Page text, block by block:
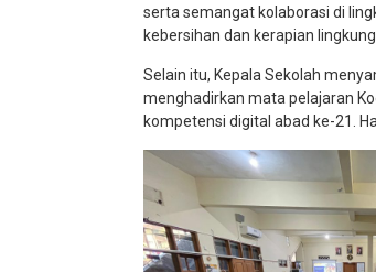
serta semangat kolaborasi di
kebersihan dan kerapian
Selain itu, Kepala Sekolah
menghadirkan mata pelajaran
kompetensi digital abad ke-21.